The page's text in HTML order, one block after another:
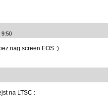
9:50
nag screen EOS :)
na LTSC :